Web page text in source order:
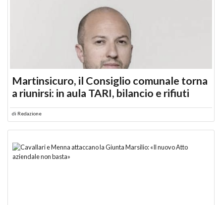
Martinsicuro, il Consiglio comunale torna
a riunirsi: in aula TARI, bilancio e rifiuti
di Redazione